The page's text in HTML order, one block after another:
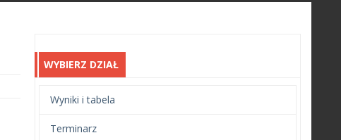
WYBIERZ DZIAŁ
Wyniki i tabela
Terminarz